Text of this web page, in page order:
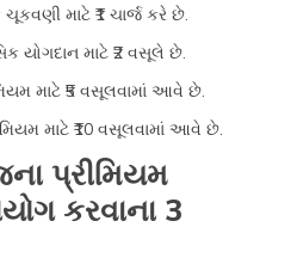
ચૂકવણી માટે ₹1 ચાર્જ કરે છે.
યોગદાન માટે ₹2 વસૂલે છે.
માટે ₹5 વસૂલવામાં આવે છે.
માટે ₹10 વસૂલવામાં આવે છે.
પ્રીમિયમ
કરવાના 3